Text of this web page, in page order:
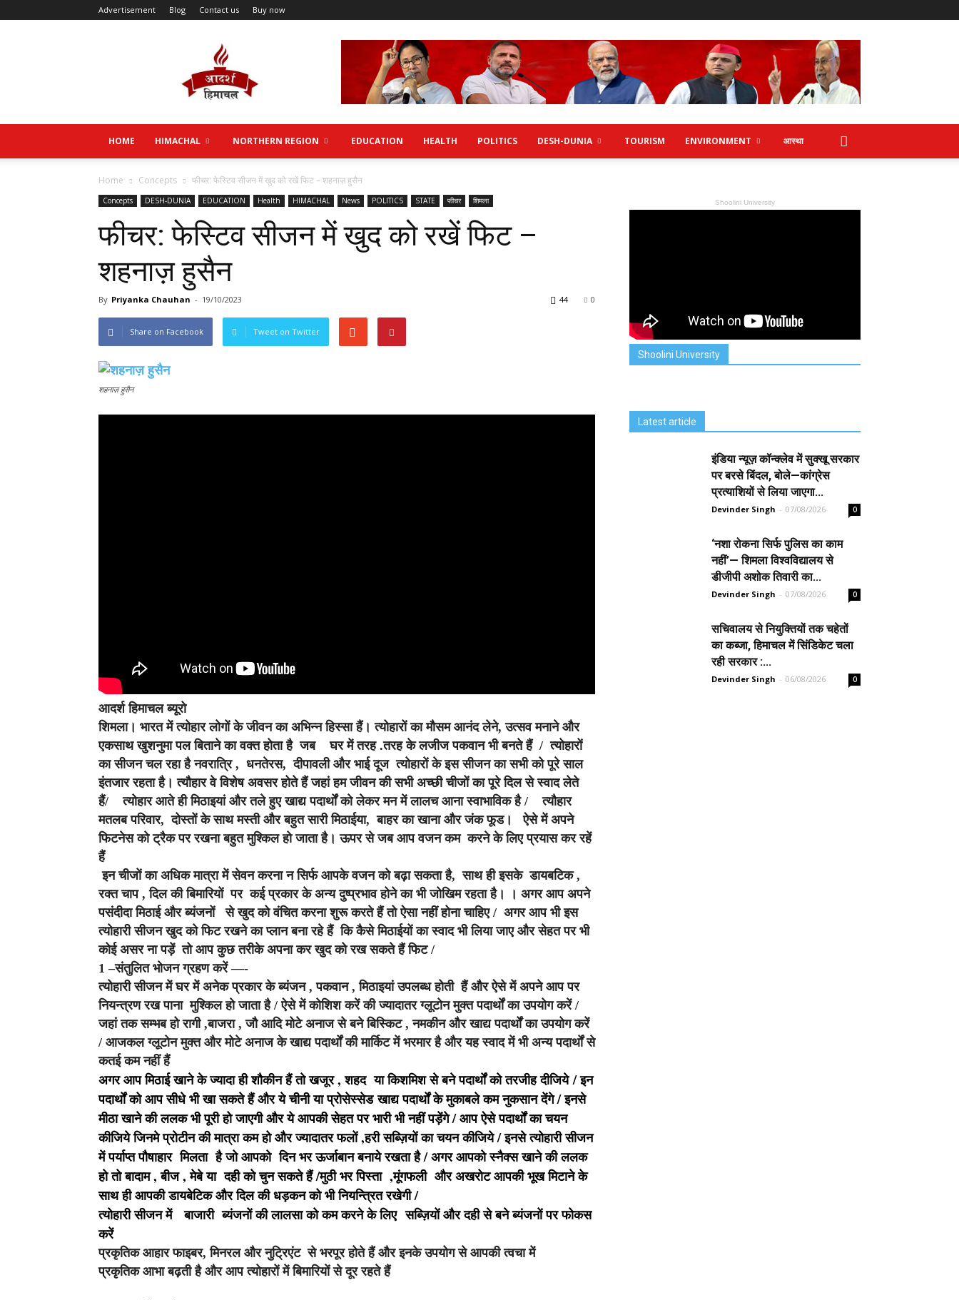
Advertisement Blog Contact us Buy now
HOME HIMACHAL NORTHERN REGION EDUCATION HEALTH POLITICS DESH-DUNIA TOURISM ENVIRONMENT आस्था
Home Concepts फीचर: फेस्टिव सीजन में खुद को रखें फिट – शहनाज़ हुसैन
Concepts DESH-DUNIA EDUCATION Health HIMACHAL News POLITICS STATE फीचर शिमला
फीचर: फेस्टिव सीजन में खुद को रखें फिट –
शहनाज़ हुसैन
By Priyanka Chauhan - 19/10/2023 0
44
Share on Facebook Tweet on Twitter
शहनाज़ हुसैन
आदर्श हिमाचल ब्यूरो
शिमला। भारत में त्योहार लोगों के जीवन का अभिन्न हिस्सा हैं। त्योहारों का मौसम आनंद लेने, उत्‍सव मनाने और
एकसाथ खुशनुमा पल बिताने का वक्‍त होता है जब घर में तरह .तरह के लजीज पकवान भी बनते हैं / त्योहारों
का सीजन चल रहा है नवरात्रि , धनतेरस, दीपावली और भाई दूज त्योहारों के इस सीजन का सभी को पूरे साल
इंतजार रहता है।त्यौहार वे विशेष अवसर होते हैं जहां हम जीवन की सभी अच्छी चीजों का पूरे दिल से स्वाद लेते
हैं/ त्योहार आते ही मिठाइयां और तले हुए खाद्य पदार्थों को लेकर मन में लालच आना स्वाभाविक है / त्यौहार
मतलब परिवार, दोस्तों के साथ मस्ती और बहुत सारी मिठाईया, बाहर का खाना और जंक फूड। ऐसे में अपने
फिटनेस को ट्रैक पर रखना बहुत मुश्किल हो जाता है। ऊपर से जब आप वजन कम करने के लिए प्रयास कर रहें
हैं
इन चीजों का अधिक मात्रा में सेवन करना न सिर्फ आपके वजन को बढ़ा सकता है, साथ ही इसके डायबटिक ,
रक्त चाप , दिल की बिमारियों पर कई प्रकार के अन्य दुष्प्रभाव होने का भी जोखिम रहता है। । अगर आप अपने
पसंदीदा मिठाई और ब्यंजनों से खुद को वंचित करना शुरू करते हैं तो ऐसा नहीं होना चाहिए / अगर आप भी इस
त्योहारी सीजन खुद को फिट रखने का प्लान बना रहे हैं कि कैसे मिठाईयों का स्वाद भी लिया जाए और सेहत पर भी
कोई असर ना पड़ें तो आप कुछ तरीके अपना कर खुद को रख सकते हैं फिट /
1 –संतुलित भोजन ग्रहण करें —-
त्योहारी सीजन में घर में अनेक प्रकार के ब्यंजन , पकवान , मिठाइयां उपलब्ध होती हैं और ऐसे में अपने आप पर
नियन्त्रण रख पाना मुश्किल हो जाता है / ऐसे में कोशिश करें की ज्यादातर ग्लूटोन मुक्त पदार्थों का उपयोग करें /
जहां तक सम्भब हो रागी ,बाजरा , जौ आदि मोटे अनाज से बने बिस्किट , नमकीन और खाद्य पदार्थों का उपयोग करें
/ आजकल ग्लूटोन मुक्त और मोटे अनाज के खाद्य पदार्थों की मार्किट में भरमार है और यह स्वाद में भी अन्य पदार्थों से
कतई कम नहीं हैं
अगर आप मिठाई खाने के ज्यादा ही शौकीन हैं तो खजूर , शहद या किशमिश से बने पदार्थों को तरजीह दीजिये / इन
पदार्थों को आप सीधे भी खा सकते हैं और ये चीनी या प्रोसेस्सेड खाद्य पदार्थों के मुकाबले कम नुकसान देंगे / इनसे
मीठा खाने की ललक भी पूरी हो जाएगी और ये आपकी सेहत पर भारी भी नहीं पड़ेंगे / आप ऐसे पदार्थों का चयन
कीजिये जिनमे प्रोटीन की मात्रा कम हो और ज्यादातर फलों ,हरी सब्ज़ियों का चयन कीजिये / इनसे त्योहारी सीजन
में पर्याप्त पौषाहार मिलता है जो आपको दिन भर ऊर्जाबान बनाये रखता है / अगर आपको स्नैक्स खाने की ललक
हो तो बादाम , बीज , मेबे या दही को चुन सकते हैं /मुठी भर पिस्ता ,मूंगफली और अखरोट आपकी भूख मिटाने के
साथ ही आपकी डायबेटिक और दिल की धड़कन को भी नियन्त्रित रखेगी /
त्योहारी सीजन में बाजारी ब्यंजनों की लालसा को कम करने के लिएसब्ज़ियों और दही से बने ब्यंजनों पर फोकस
करें
प्रकृतिक आहार फाइबर, मिनरल और नुट्रिएंट से भरपूर होते हैं और इनके उपयोग से आपकी त्वचा में
प्रकृतिक आभा बढ़ती है और आप त्योहारों में बिमारियों से दूर रहते हैं
Shoolini University
Shoolini University
Latest article
इंडिया न्यूज़ कॉन्क्लेव में सुक्खू सरकार
पर बरसे बिंदल, बोले—कांग्रेस
प्रत्याशियों से लिया जाएगा...
Devinder Singh - 07/08/2026 0
‘नशा रोकना सिर्फ पुलिस का काम
नहीं’— शिमला विश्वविद्यालय से
डीजीपी अशोक तिवारी का...
Devinder Singh - 07/08/2026 0
सचिवालय से नियुक्तियों तक चहेतों
का कब्जा, हिमाचल में सिंडिकेट चला
रही सरकार :...
Devinder Singh - 06/08/2026 0